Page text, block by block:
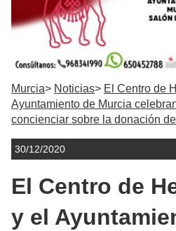
Murcia Noticias
El Centro de
Ayuntamiento de Murcia
concienciar sobre la donación
30/12/2020
El Centro de
y el